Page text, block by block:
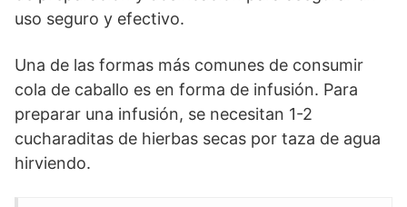
uso seguro y efectivo.
Una de las formas más comunes de consumir
cola de caballo es en forma de infusión. Para
preparar una infusión, se necesitan 1-2
cucharaditas de hierbas secas por taza de agua
hirviendo.